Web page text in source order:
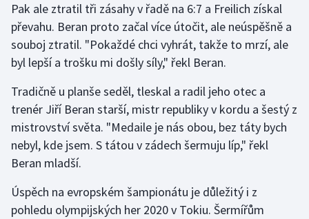
Pak ale ztratil tři zásahy v řadě na 6:7 a Freilich získal
převahu. Beran proto začal více útočit, ale neúspěšně a
souboj ztratil. "Pokaždé chci vyhrát, takže to mrzí, ale
byl lepší a trošku mi došly síly," řekl Beran.
Tradičně u planše seděl, tleskal a radil jeho otec a
trenér Jiří Beran starší, mistr republiky v kordu a šestý z
mistrovství světa. "Medaile je nás obou, bez táty bych
nebyl, kde jsem. S tátou v zádech šermuju líp," řekl
Beran mladší.
Úspěch na evropském šampionátu je důležitý i z
pohledu olympijských her 2020 v Tokiu. Šermířům